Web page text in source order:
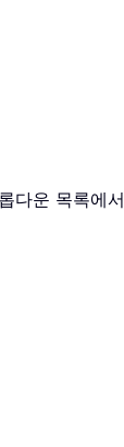
다운 목록에서